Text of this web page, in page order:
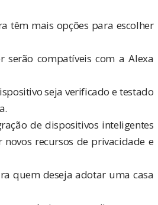
têm mais opções para escolher
serão compatíveis com a Alexa
seja verificado e testado
de dispositivos inteligentes
recursos de privacidade e
quem deseja adotar uma casa